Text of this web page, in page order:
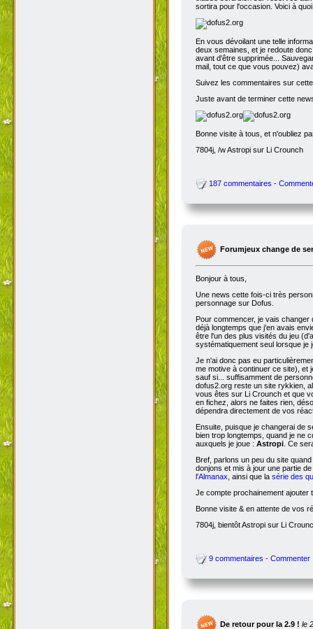
sortira pour l'occasion. Voici à
En vous dévoilant une telle
deux semaines, et je redoute
avant d'être supprimée...
mail, tout ce que vous pouvez)
Suivez les commentaires sur
Juste avant de terminer cette
Bonne visite à tous, et n'oubliez
7804j, /w Astropi sur Li Crounch
187 commentaires -
Forumjeux change de
Bonjour à tous,
Une news cette fois-ci très
personnage sur Dofus.
Pour commencer, je vais
déjà longtemps que j'en avais
être l'un des plus visités du jeu
systématiquement seul lorsque je
Je n'ai donc pas eu
me motive à continuer ce site), et
sauf si... suffisamment de
dofus2.org reste un site rykkien,
vous êtes sur Li Crounch et que
en fichez, alors ne faites rien,
dépendra directement de vos
Ensuite, puisque je changerai de
bien trop longtemps, quand je ne
auxquels je joue : Astropi . Ce
Bref, parlons un peu du site
donjons et mis à jour une partie
l'Almanax , ainsi que la série des
Je compte prochainement ajouter
Bonne visite & en attente de vos
7804j, bientôt Astropi sur Li
9 commentaires - Commenter
De retour pour la 2.9 ! le